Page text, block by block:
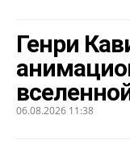
Генри
06.08.2026 11:38